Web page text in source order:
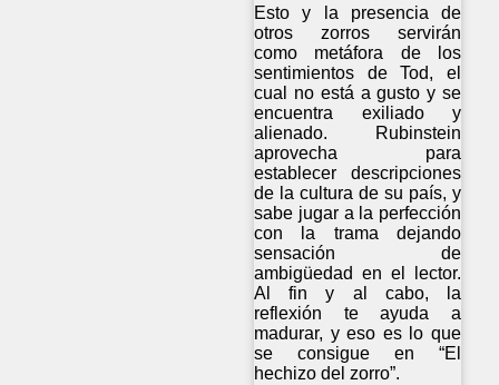
Esto y la presencia de
otros zorros servirán
como metáfora de los
sentimientos de Tod, el
cual no está a gusto y se
encuentra exiliado y
alienado. Rubinstein
aprovecha para
establecer descripciones
de la cultura de su país, y
sabe jugar a la perfección
con la trama dejando
sensación de
ambigüedad en el lector.
Al fin y al cabo, la
reflexión te ayuda a
madurar, y eso es lo que
se consigue en “El
hechizo del zorro”.